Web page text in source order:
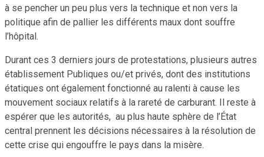
à se pencher un peu plus vers la technique et non vers la
politique afin de pallier les différents maux dont souffre
l’hôpital.
Durant ces 3 derniers jours de protestations, plusieurs autres
établissement Publiques ou/et privés, dont des institutions
étatiques ont également fonctionné au ralenti à cause les
mouvement sociaux relatifs à la rareté de carburant. Il reste à
espérer que les autorités, au plus haute sphère de l’État
central prennent les décisions nécessaires à la résolution de
cette crise qui engouffre le pays dans la misère.